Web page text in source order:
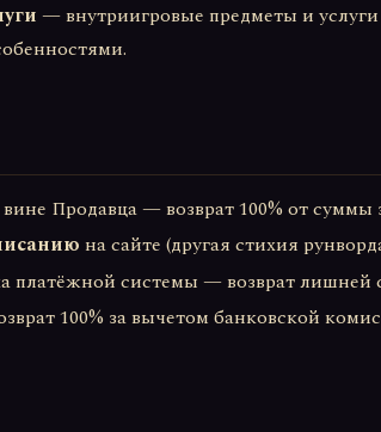
— внутриигровые предметы и
Продавца — возврат 100% от суммы
на сайте (другая стихия
платёжной системы — возврат лишней
100% за вычетом банковской